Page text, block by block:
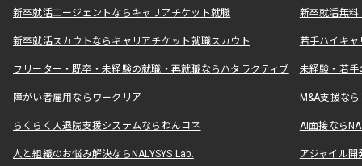
新卒就活エージェントならキャリアチケット就職 新卒就活無料
新卒就活スカウトならキャリアチケット就職スカウト 若手ハイキ
フリーター・既卒・未経験の就職・再就職ならハタラクティブ 未経験・若手
障がい者雇用ならワークリア M&A支援な
らくらく入退院支援システムならわんコネ AI面接なら
人と組織のお悩み解決ならNALYSYS Lab. アジャイル